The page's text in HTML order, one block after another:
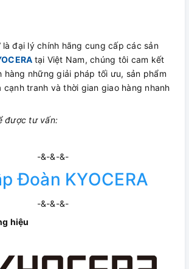
là đại lý chính hãng cung cấp các sản
tại Việt Nam, chúng tôi cam kết
hàng những giải pháp tối ưu, sản phẩm
tranh và thời gian giao hàng nhanh
được tư vấn:
-&-&-&-
Đoàn KYOCERA
-&-&-&-
hiệu